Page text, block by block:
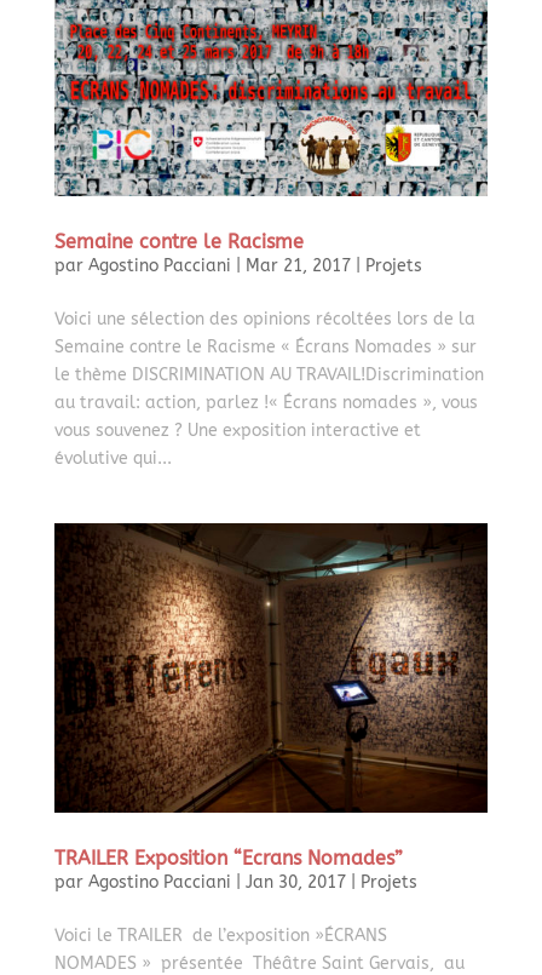
Semaine contre le Racisme
par Agostino Pacciani Mar 21, 2017| Projets
Voici une sélection des opinions récoltées lors de la
Semaine contre le Racisme « Écrans Nomades » sur
le thème DISCRIMINATION AU TRAVAIL!Discrimination
au travail: action, parlez !« Écrans nomades », vous
vous souvenez ? Une exposition interactive et
évolutive qui...
TRAILER Exposition “Ecrans Nomades”
par Agostino Pacciani Jan 30, 2017| Projets
Voici le TRAILER de l’exposition »ÉCRANS
NOMADES » présentée Théâtre Saint Gervais, au